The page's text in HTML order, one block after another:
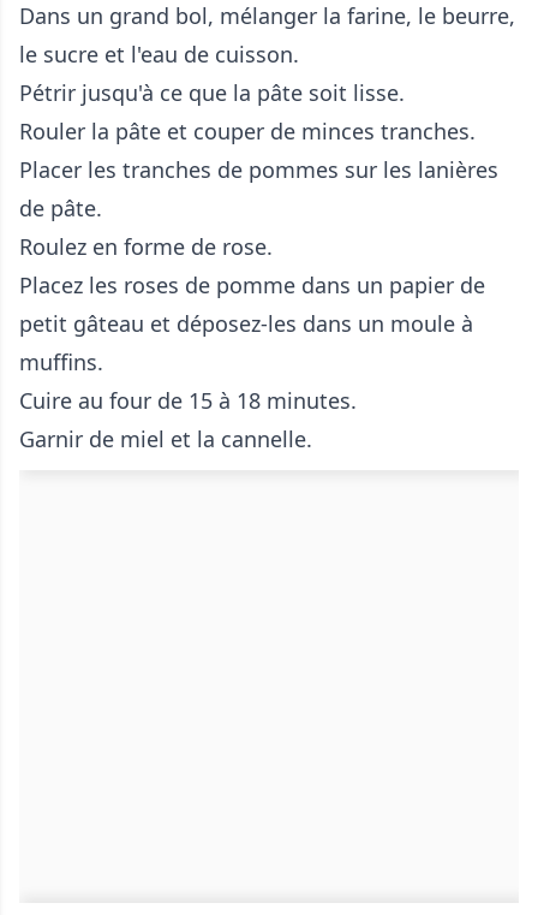
Dans un grand bol, mélanger la farine, le beurre,
le sucre et l'eau de cuisson.
Pétrir jusqu'à ce que la pâte soit lisse.
Rouler la pâte et couper de minces tranches.
Placer les tranches de pommes sur les lanières
de pâte.
Roulez en forme de rose.
Placez les roses de pomme dans un papier de
petit gâteau et déposez-les dans un moule à
muffins.
Cuire au four de 15 à 18 minutes.
Garnir de miel et la cannelle.